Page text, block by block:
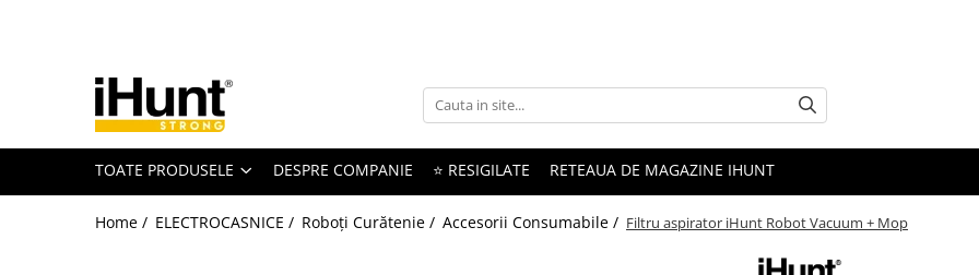
TELEFOANE & TABLETE IHUNT
Telefoane iHunt
SmartphoneTOATE PRODUSELE DESPRE COMPANIE ⭐ RESIGILATE RETEAUA DE MAGAZINE IHUNT
Home / ELECTROCASNICE / Roboți Curătenie / Accesorii Consumabile / Filtru aspirator iHunt Robot Vacuum + Mop